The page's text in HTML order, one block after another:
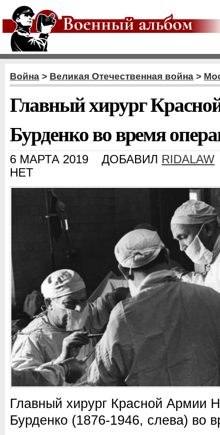
Война > Великая Отечественная война >
Главный хирург
Бурденко во время
6 МАРТА 2019 ДОБАВИЛ RIDALAW
НЕТ
Главный хирург Красной Армии
Бурденко (1876-1946, слева) во